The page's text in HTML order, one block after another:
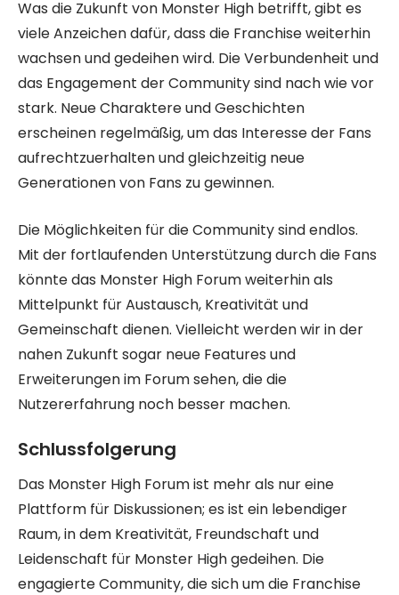
Was die Zukunft von Monster High betrifft, gibt es
viele Anzeichen dafür, dass die Franchise weiterhin
wachsen und gedeihen wird. Die Verbundenheit und
das Engagement der Community sind nach wie vor
stark. Neue Charaktere und Geschichten
erscheinen regelmäßig, um das Interesse der Fans
aufrechtzuerhalten und gleichzeitig neue
Generationen von Fans zu gewinnen.
Die Möglichkeiten für die Community sind endlos.
Mit der fortlaufenden Unterstützung durch die Fans
könnte das Monster High Forum weiterhin als
Mittelpunkt für Austausch, Kreativität und
Gemeinschaft dienen. Vielleicht werden wir in der
nahen Zukunft sogar neue Features und
Erweiterungen im Forum sehen, die die
Nutzererfahrung noch besser machen.
Schlussfolgerung
Das Monster High Forum ist mehr als nur eine
Plattform für Diskussionen; es ist ein lebendiger
Raum, in dem Kreativität, Freundschaft und
Leidenschaft für Monster High gedeihen. Die
engagierte Community, die sich um die Franchise